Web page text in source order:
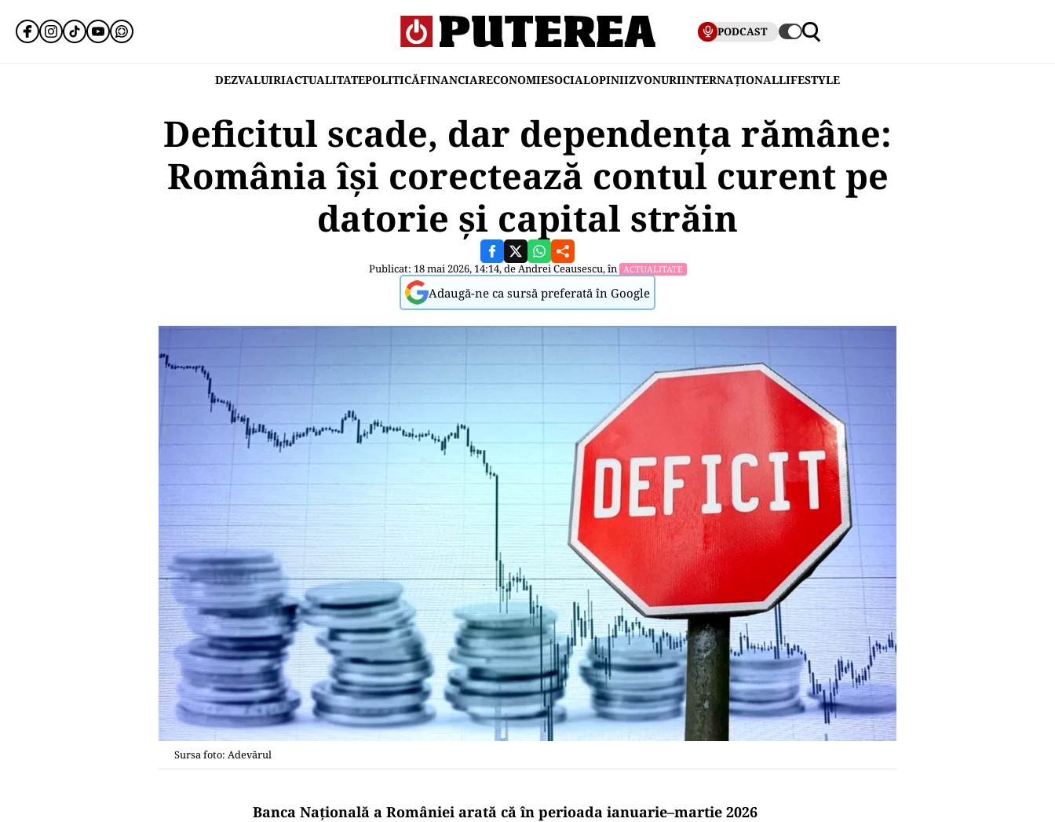
PODCAST
DEZVALUIRIACTUALITATEPOLITICĂFINANCIARECONOMIESOCIALOPINIIZVONURIINTERNAȚIONALLIFESTYLE
Deficitul scade, dar dependența rămâne:
România își corectează contul curent pe
datorie și capital străin
Publicat: 18 mai 2026, 14:14, deAndrei Ceausescu, în ACTUALITATE
Adaugă-ne ca sursă preferată în Google
Sursa foto: Adevărul
Banca Națională a României arată că în perioada ianuarie–martie 2026